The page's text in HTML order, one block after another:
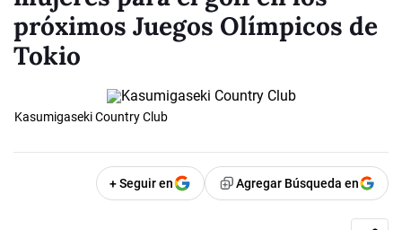
próximos Juegos Olímpicos de
Tokio
Kasumigaseki Country Club
+ Seguir en Agregar Búsqueda en